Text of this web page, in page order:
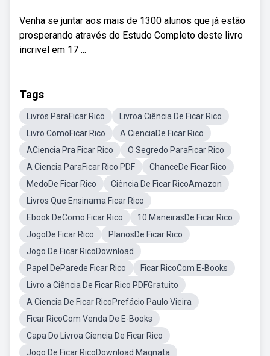
Venha se juntar aos mais de 1300 alunos que já estão
prosperando através do Estudo Completo deste livro
incrivel em 17 ...
Tags
Livros ParaFicar Rico
Livroa Ciência De Ficar Rico
Livro ComoFicar Rico
A CienciaDe Ficar Rico
ACiencia Pra Ficar Rico
O Segredo ParaFicar Rico
A Ciencia ParaFicar Rico PDF
ChanceDe Ficar Rico
MedoDe Ficar Rico
Ciência De Ficar RicoAmazon
Livros Que Ensinama Ficar Rico
Ebook DeComo Ficar Rico
10 ManeirasDe Ficar Rico
JogoDe Ficar Rico
PlanosDe Ficar Rico
Jogo De Ficar RicoDownload
Papel DeParede Ficar Rico
Ficar RicoCom E-Books
Livro a Ciência De Ficar Rico PDFGratuito
A Ciencia De Ficar RicoPrefácio Paulo Vieira
Ficar RicoCom Venda De E-Books
Capa Do Livroa Ciencia De Ficar Rico
Jogo De Ficar RicoDownload Magnata